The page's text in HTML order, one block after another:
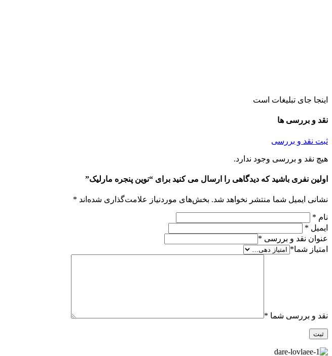
اینجا جای تبلیغات است
نقد و بررسی ها
ثبت نقد و بررسی
هیچ نقد و بررسی وجود ندارد.
اولین نفری باشید که دیدگاهی را ارسال می کنید برای “نوین پنجره مارلیک”
نشانی ایمیل شما منتشر نخواهد شد. بخش‌های موردنیاز علامت‌گذاری شده‌اند *
نام *
ایمیل *
عنوان نقد و بررسی *
امتیاز شما*
نقد و بررسی شما *